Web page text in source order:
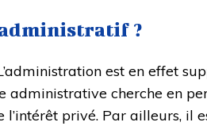
?
est en effet
cherche en
l’intérêt privé. Par ailleurs,